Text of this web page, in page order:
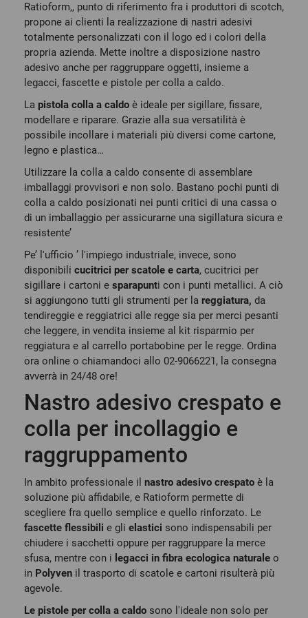
Ratioform,, punto di riferimento fra i produttori di scotch,
propone ai clienti la realizzazione di nastri adesivi
totalmente personalizzati con il logo ed i colori della
propria azienda. Mette inoltre a disposizione nastro
adesivo anche per raggruppare oggetti, insieme a
legacci, fascette e pistole per colla a caldo.
La pistola colla a caldo è ideale per sigillare, fissare,
modellare e riparare. Grazie alla sua versatilità è
possibile incollare i materiali più diversi come cartone,
legno e plastica…
Utilizzare la colla a caldo consente di assemblare
imballaggi provvisori e non solo. Bastano pochi punti di
colla a caldo posizionati nei punti critici di una cassa o
di un imballaggio per assicurarne una sigillatura sicura e
resistente’
Pe’ l'ufficio ’ l'impiego industriale, invece, sono
disponibili cucitrici per scatole e carta, cucitrici per
sigillare i cartoni e sparapunti con i punti metallici. A ciò
si aggiungono tutti gli strumenti per la reggiatura, da
tendireggie e reggiatrici alle regge sia per merci pesanti
che leggere, in vendita insieme al kit risparmio per
reggiatura e al carrello portabobine per le regge. Ordina
ora online o chiamandoci allo 02-9066221, la consegna
avverrà in 24/48 ore!
Nastro adesivo crespato e
colla per incollaggio e
raggruppamento
In ambito professionale il nastro adesivo crespato è la
soluzione più affidabile, e Ratioform permette di
scegliere fra quello semplice e quello rinforzato. Le
fascette flessibili e gli elastici sono indispensabili per
chiudere i sacchetti oppure per raggruppare la merce
sfusa, mentre con i legacci in fibra ecologica naturale o
in Polyven il trasporto di scatole e cartoni risulterà più
agevole.
Le pistole per colla a caldo sono l'ideale non solo per